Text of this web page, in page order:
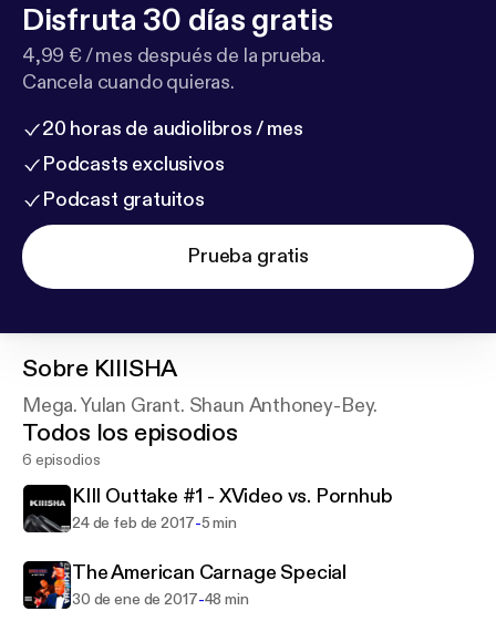
Disfruta 30 días gratis
4,99 € / mes después de la prueba.
Cancela cuando quieras.
20 horas de audiolibros / mes
Podcasts exclusivos
Podcast gratuitos
Prueba gratis
Sobre KIIISHA
Mega. Yulan Grant. Shaun Anthoney-Bey.
Todos los episodios
6 episodios
KIII Outtake #1 - XVideo vs. Pornhub
24 de feb de 2017-5 min
The American Carnage Special
30 de ene de 2017-48 min